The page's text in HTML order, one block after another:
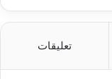
تعليقات